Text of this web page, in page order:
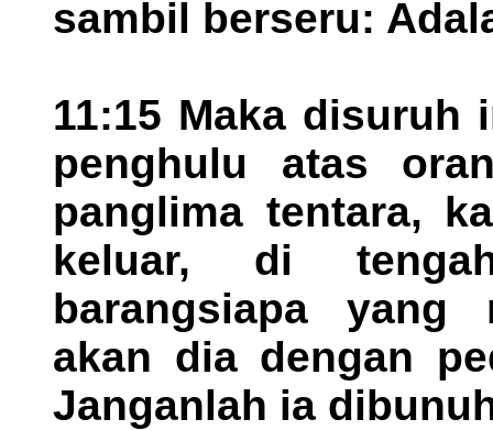
sambil berseru:
11:15 Maka disuruh
penghulu atas
panglima tentara,
keluar, di
barangsiapa yang
akan dia dengan
Janganlah ia